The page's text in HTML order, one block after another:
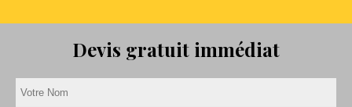
Devis gratuit immédiat